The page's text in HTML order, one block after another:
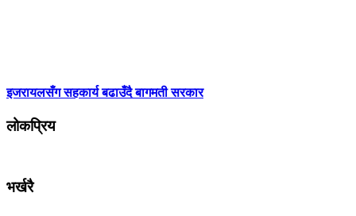
इजरायलसँग सहकार्य बढाउँदै बागमती सरकार
लोकप्रिय
भर्खरै